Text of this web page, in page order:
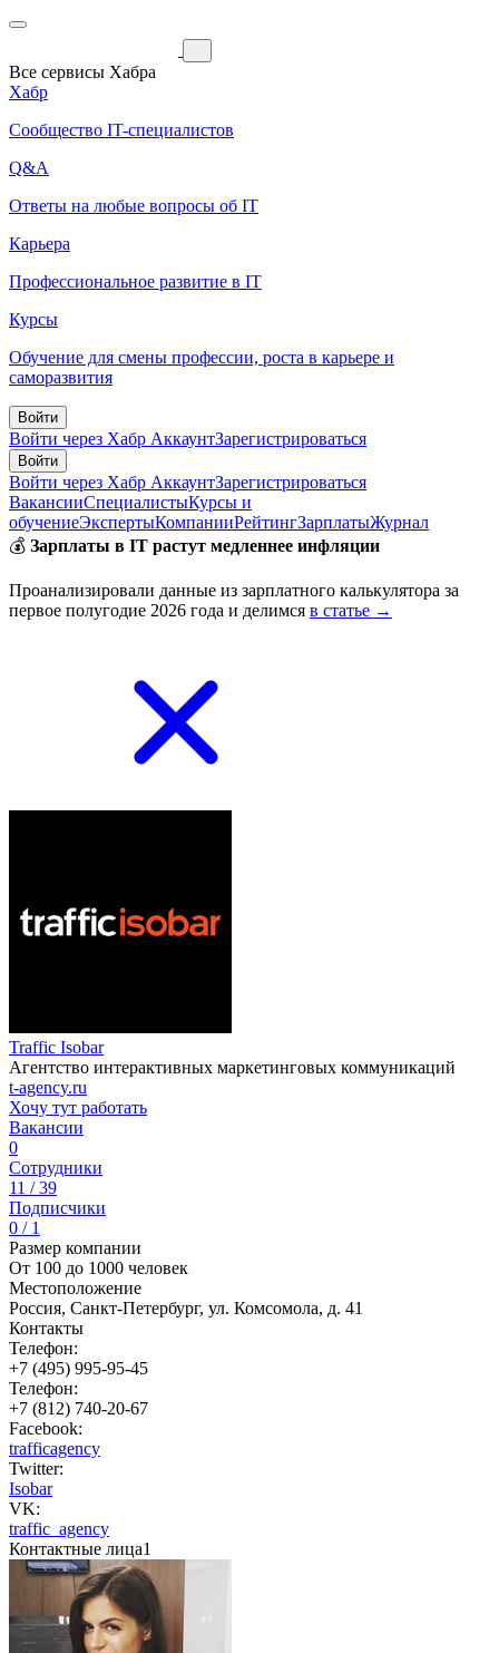
Все сервисы Хабра
Хабр
Сообщество IT-специалистов
Q&A
Ответы на любые вопросы об IT
Карьера
Профессиональное развитие в IT
Курсы
Обучение для смены профессии, роста в карьере и
саморазвития
Войти
Войти через Хабр АккаунтЗарегистрироваться
Войти
Войти через Хабр АккаунтЗарегистрироваться
ВакансииСпециалистыКурсы и
обучениеЭкспертыКомпанииРейтингЗарплатыЖурнал
💰 Зарплаты в IT растут медленнее инфляции
Проанализировали данные из зарплатного калькулятора за
первое полугодие 2026 года и делимся в статье →
Traffic Isobar
Агентство интерактивных маркетинговых коммуникаций
t-agency.ru
Хочу тут работать
Вакансии
0
Сотрудники
11 / 39
Подписчики
0 / 1
Размер компании
От 100 до 1000 человек
Местоположение
Россия, Санкт-Петербург, ул. Комсомола, д. 41
Контакты
Телефон:
+7 (495) 995-95-45
Телефон:
+7 (812) 740-20-67
Facebook:
trafficagency
Twitter:
Isobar
VK:
traffic_agency
Контактные лица1